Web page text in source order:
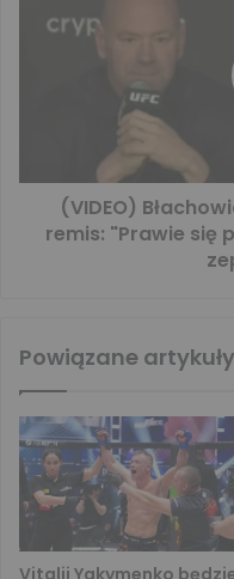
(VIDEO)
remis: "Prawie się
Powiązane artykuły